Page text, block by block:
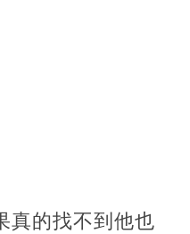
真的找不到他也